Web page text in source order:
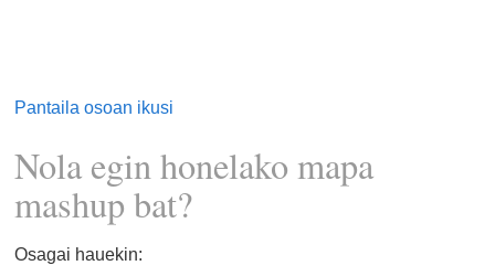
Pantaila osoan ikusi
Nola egin honelako mapa
mashup bat?
Osagai hauekin: